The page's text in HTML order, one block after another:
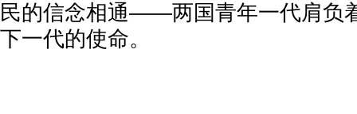
民的信念相通——两国青年一代肩负
下一代的使命。